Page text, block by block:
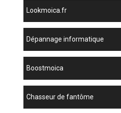
lookmoica.fr
dépannage informatique
boostmoica
chasseur de fantôme